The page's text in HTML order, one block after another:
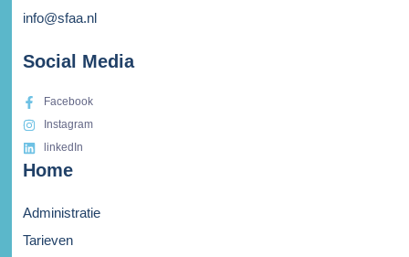
info@sfaa.nl
Social Media
Facebook
Instagram
linkedIn
Home
Administratie
Tarieven